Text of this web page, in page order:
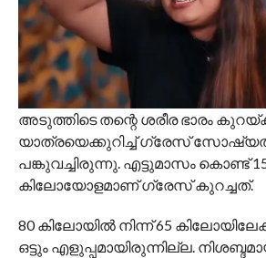
അടുത്തിടെ തന്റെ ശരീര ഭാരം
യാത്രയെക്കുറിച്ച് ഗ്രേസ്
പങ്കുവച്ചിരുന്നു. എട്ടുമാസം കൊണ്ട്
കിലോയോളമാണ് ഗ്രേസ് കുറച്ചത്.
80 കിലോയിൽ നിന്ന് 65
ഒട്ടും എളുപ്പമായിരുന്നില്ല.